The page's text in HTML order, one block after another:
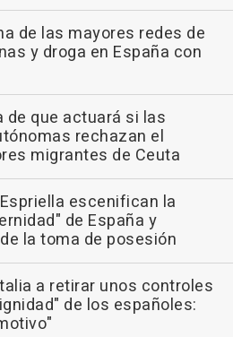
de las mayores redes de
y droga en España con
de que actuará si las
rechazan el
migrantes de Ceuta
escenifican la
de España y
la toma de posesión
a retirar unos controles
de los españoles: